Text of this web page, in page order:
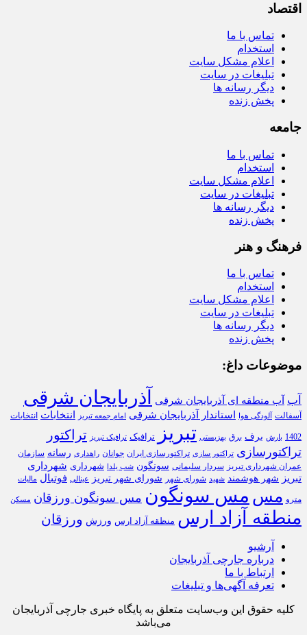
اقتصاد
تماس با ما
استخدام
اعلام مشکل سایت
تبلیغات در سایت
دیگر رسانه ها
پخش زنده
جامعه
تماس با ما
استخدام
اعلام مشکل سایت
تبلیغات در سایت
دیگر رسانه ها
پخش زنده
فرهنگ و هنر
تماس با ما
استخدام
اعلام مشکل سایت
تبلیغات در سایت
دیگر رسانه ها
پخش زنده
موضوعات داغ:
آب آب منطقه ای آذربایجان شرقی آذربایجان شرقی
آسفالت آلودگی هوا استاندار آذربایجان شرقی امام جمعه تبریز انتخابات انتخابات
1402 بارش برف برق بهزیستی تبریز ترافیک ترافیک تبریز تراکتور
تراکتورسازی تراکتور سازی تراکتورسازی ایران جوانان راهداری رسانه سازمان
عمران شهرداری تبریز سردار سلیمانی سونگون شب یلدا شهرداری شهرداری
تبریز شهر هوشمند شهید شورای شهر شورای شهر تبریز عینالی فوتبال مالیات
مترو مس مس سونگون مس سونگون ورزقان مسکن
منطقه آزاد ارس منظقه آزاد ارس ورزش ورزقان
آرشیو
درباره جارچی آذربایجان
ارتباط با ما
تعرفه آگهی‌ها و تبلیغات
کلیه حقوق این وب‌سایت متعلق به پایگاه خبری جارچی آذربایجان
می‌باشد